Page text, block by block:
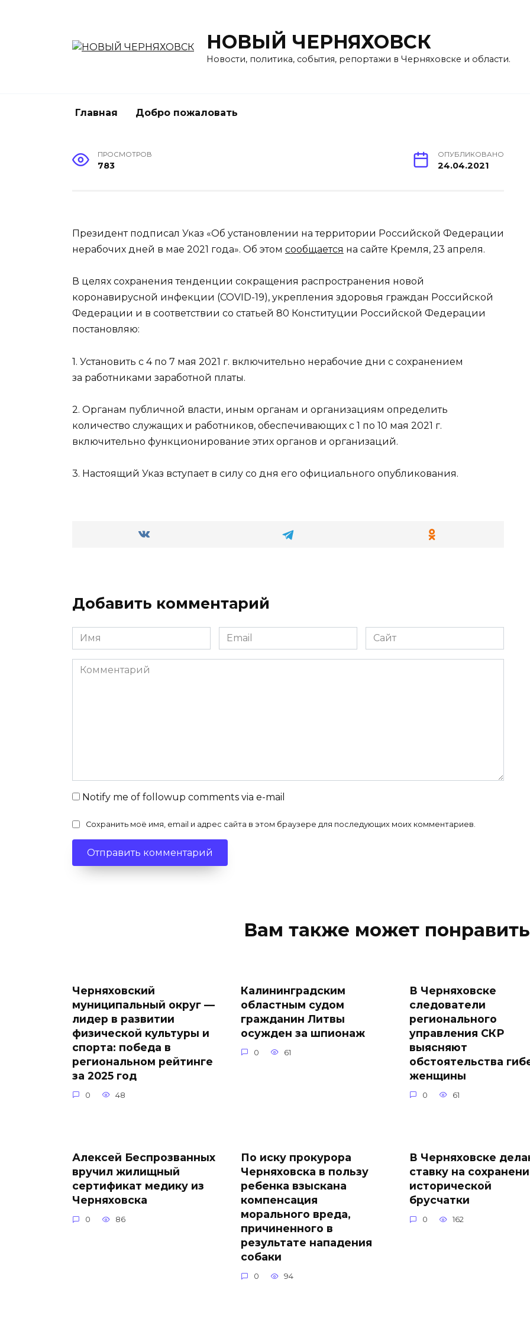
НОВЫЙ ЧЕРНЯХОВСК
Новости, политика, события, репортажи в Черняховске и области.
Главная Добро пожаловать
ПРОСМОТРОВ
783
ОПУБЛИКОВАНО
24.04.2021
Президент подписал Указ «Об установлении на территории Российской Федерации
нерабочих дней в мае 2021 года». Об этом сообщается на сайте Кремля, 23 апреля.
В целях сохранения тенденции сокращения распространения новой
коронавирусной инфекции (COVID-19), укрепления здоровья граждан Российской
Федерации и в соответствии со статьей 80 Конституции Российской Федерации
постановляю:
1. Установить с 4 по 7 мая 2021 г. включительно нерабочие дни с сохранением
за работниками заработной платы.
2. Органам публичной власти, иным органам и организациям определить
количество служащих и работников, обеспечивающих с 1 по 10 мая 2021 г.
включительно функционирование этих органов и организаций.
3. Настоящий Указ вступает в силу со дня его официального опубликования.
Добавить комментарий
Имя Email Сайт
Комментарий
Notify me of followup comments via e-mail
Сохранить моё имя, email и адрес сайта в этом браузере для последующих моих комментариев.
Вам также может
Черняховский
муниципальный округ —
лидер в развитии
физической культуры и
спорта: победа в
региональном рейтинге
за 2025 год
0 48
Калининградским
областным судом
гражданин Литвы
осужден за шпионаж
0 61
В Черняховске
следователи
регионального
управления СКР
выясняют
обстоятельства
женщины
0 61
Алексей Беспрозванных
вручил жилищный
сертификат медику из
Черняховска
0 86
По иску прокурора
Черняховска в пользу
ребенка взыскана
компенсация
морального вреда,
причиненного в
результате нападения
собаки
0 94
В Черняховске
ставку на
исторической
брусчатки
0 162